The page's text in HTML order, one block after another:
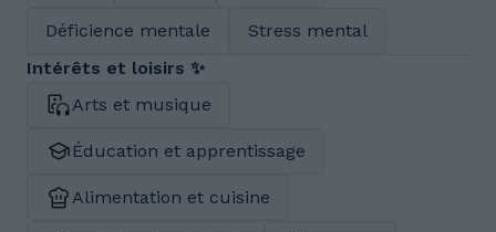
Déficience mentale
Stress mental
Intérêts et loisirs ✨
Arts et musique
Éducation et apprentissage
Alimentation et cuisine